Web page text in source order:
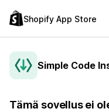
Shopify App Store
Simple Code
Tämä sovellus ei